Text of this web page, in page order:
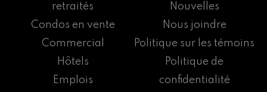
retraités
Condos en vente
Commercial
Hôtels
Emplois
Nouvelles
Nous joindre
Politique sur les témoins
Politique de
confidentialité